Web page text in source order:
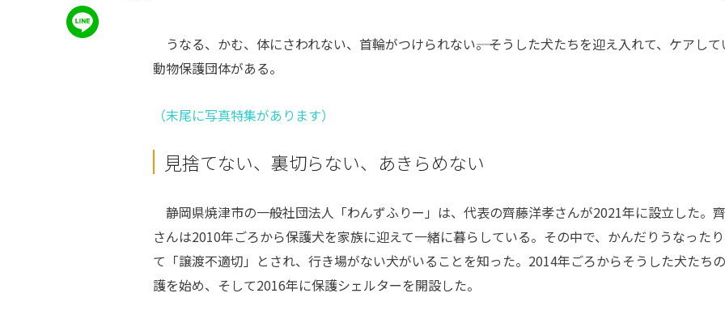
うなる、かむ、体にさわれない、首輪がつけられない――。そうした犬たちを迎え入れて、ケアして
動物保護団体がある。
（末尾に写真特集があります）
見捨てない、裏切らない、あきらめない
静岡県焼津市の一般社団法人「わんずふりー」は、代表の齊藤洋孝さんが2021年に設立した。
さんは2010年ごろから保護犬を家族に迎えて一緒に暮らしている。その中で、かんだりうなった
て「譲渡不適切」とされ、行き場がない犬がいることを知った。 2014年ごろからそうした犬たち
護を始め、そして2016年に保護シェルターを開設した。